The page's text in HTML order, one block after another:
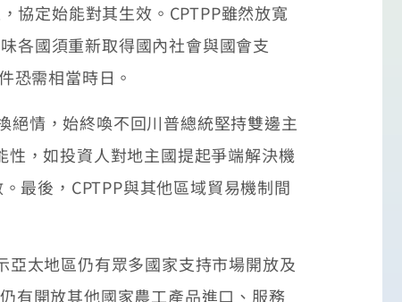
定始能對其生效。CPTPP雖然放寬
各國須重新取得國內社會與國會支
恐需相當時日。
情，始終喚不回川普總統堅持雙邊主
，如投資人對地主國提起爭端解決機
最後，CPTPP與其他區域貿易機制間
太地區仍有眾多國家支持市場開放及
有開放其他國家農工產品進口、服務